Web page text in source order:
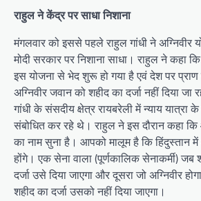
राहुल ने केंद्र पर साधा निशाना
मंगलवार को इससे पहले राहुल गांधी ने
मोदी सरकार पर निशाना साधा। राहुल ने कहा
इस योजना से भेद शुरू हो गया है एवं देश पर प्राण
अग्निवीर जवान को शहीद का दर्जा नहीं दिया जा
गांधी के संसदीय क्षेत्र रायबरेली में न्याय यात्रा
संबोधित कर रहे थे। राहुल ने इस दौरान कहा
का नाम सुना है। आपको मालूम है कि हिंदुस्तान
होंगे। एक सेना वाला (पूर्णकालिक सेनाकर्मी) जब
दर्जा उसे दिया जाएगा और दूसरा जो अग्निवीर
शहीद का दर्जा उसको नहीं दिया जाएगा।